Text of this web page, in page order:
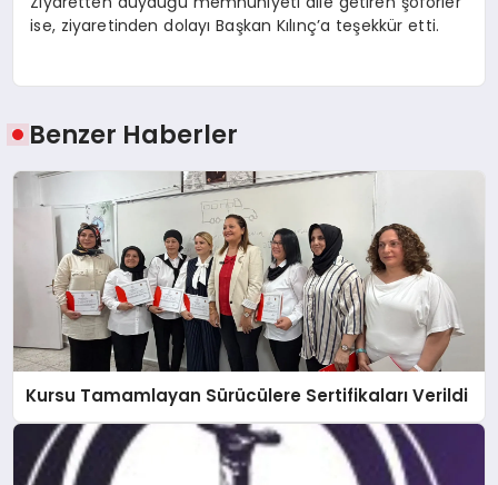
TEKNOLOJI
ise, ziyaretinden dolayı Başkan Kılınç’a teşekkür etti.
Benzer Haberler
Kursu Tamamlayan Sürücülere Sertifikaları Verildi